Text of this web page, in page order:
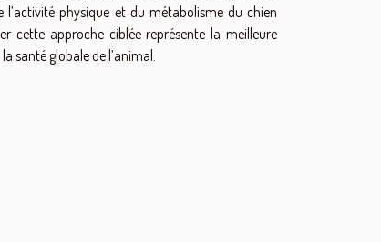
physique et du métabolisme du chien
cette approche ciblée représente la meilleure
santé globale de l’animal.